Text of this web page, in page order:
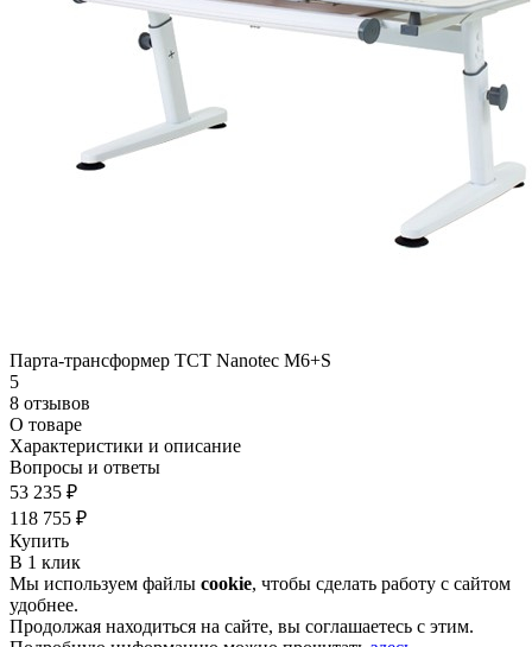
Парта-трансформер TCT Nanotec M6+S
5
8 отзывов
О товаре
Характеристики и описание
Вопросы и ответы
53 235 ₽
118 755 ₽
Купить
В 1 клик
Мы используем файлы cookie, чтобы сделать работу с сайтом
удобнее.
Продолжая находиться на сайте, вы соглашаетесь с этим.